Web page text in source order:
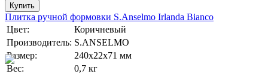
Купить
Плитка ручной формовки S.Anselmo Irlanda Bianco
Цвет:
Коричневый
Производитель: S.ANSELMO
Размер:
240х22х71 мм
Вес:
0,7 кг